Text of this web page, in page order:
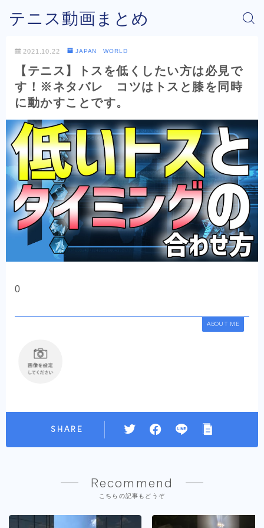
テニス動画まとめ
2021.10.22 JAPAN WORLD
【テニス】トスを低くしたい方は必見で
す！※ネタバレ コツはトスと膝を同時
に動かすことです。
0
ABOUT ME
SHARE
Recommend
こちらの記事もどうぞ